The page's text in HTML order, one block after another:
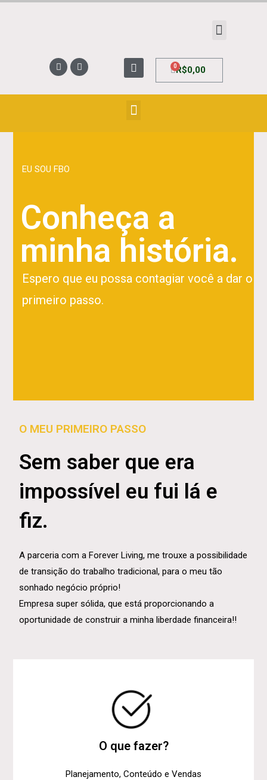
R$0,00
EU SOU FBO
Conheça a
minha história.
Espero que eu possa contagiar você a dar o
primeiro passo.
O MEU PRIMEIRO PASSO
Sem saber que era
impossível eu fui lá e
fiz.
A parceria com a Forever Living, me trouxe a possibilidade
de transição do trabalho tradicional, para o meu tão
sonhado negócio próprio!
Empresa super sólida, que está proporcionando a
oportunidade de construir a minha liberdade financeira!!
O que fazer?
Planejamento, Conteúdo e Vendas